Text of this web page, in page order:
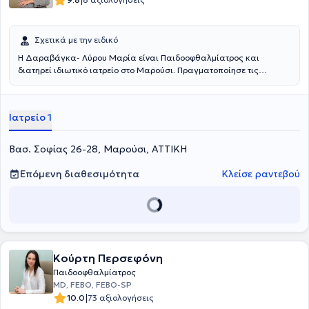
Σχετικά με την ειδικό
Η Δαραβάγκα- Λύρου Μαρία είναι Παιδοοφθαλμίατρος και
διατηρεί ιδιωτικό ιατρείο στο Μαρούσι. Πραγματοποίησε τις
Αθηνών και, εν συνεχεία, ειδικεύτηκε στην Οφθαλμολογία σε
fellowship πάνω στις παθήσεις του αμφιβληστροειδούς, της ωχράς
κηλίδας και στις φλεγμονές οφθαλμού στο Moorfields Eye Hospital
στο Λονδίνο. Το θέμα της διαδακτορικής της διατριβής είναι πάνω
στην ηλικιακή εκφύλιση της ωχράς κηλίδας. Διαθέτει κλινική
εμπειρία έχοντας εργαστεί σε νοσοκομεία της Ελλάδας και της
Γερμανίας. Τέλος, εξειδικεύεται στην Παιδο-οφθαλμολογία, και
Ιατρείο 1
Βασ. Σοφίας 26-28, Μαρούσι, ΑΤΤΙΚΗ
Επόμενη διαθεσιμότητα
Κλείσε ραντεβού
Κούρτη Περσεφόνη
Παιδοοφθαλμίατρος
MD, FEBO, FEBO-SP
10.0|73 αξιολογήσεις